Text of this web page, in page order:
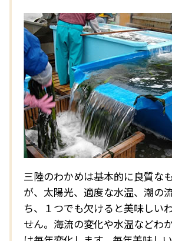
三陸のわかめは基本的に良質な
が、太陽光、適度な水温、潮の
ち、１つでも欠けると美味しい
せん。海流の変化や水温などわ